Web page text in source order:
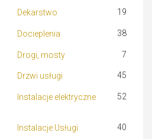
Dekarstwo 19
Docieplenia 38
Drogi, mosty 7
Drzwi usługi 45
Instalacje elektryczne 52
Instalacje Usługi 40